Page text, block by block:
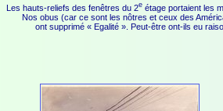
Les hauts-reliefs des fenêtres du 2e étage portaient les
Nos obus (car ce sont les nôtres et ceux des
ont supprimé « Egalité ». Peut-être ont-ils eu